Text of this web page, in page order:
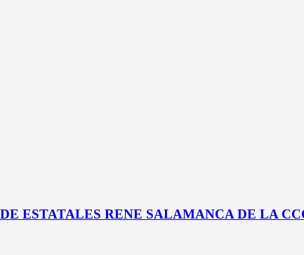
ESTATALES RENE SALAMANCA DE LA